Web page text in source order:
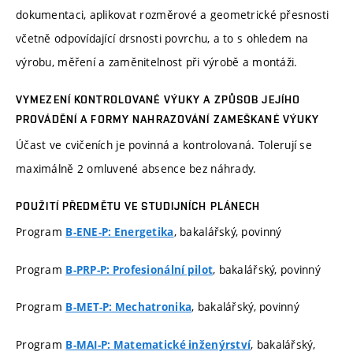
dokumentaci, aplikovat rozměrové a geometrické přesnosti
včetně odpovídající drsnosti povrchu, a to s ohledem na
výrobu, měření a zaměnitelnost při výrobě a montáži.
VYMEZENÍ KONTROLOVANÉ VÝUKY A ZPŮSOB JEJÍHO
PROVÁDĚNÍ A FORMY NAHRAZOVÁNÍ ZAMEŠKANÉ VÝUKY
Účast ve cvičeních je povinná a kontrolovaná. Tolerují se
maximálně 2 omluvené absence bez náhrady.
POUŽITÍ PŘEDMĚTU VE STUDIJNÍCH PLÁNECH
Program B-ENE-P: Energetika, bakalářský, povinný
Program B-PRP-P: Profesionální pilot, bakalářský, povinný
Program B-MET-P: Mechatronika, bakalářský, povinný
Program B-MAI-P: Matematické inženýrství, bakalářský,